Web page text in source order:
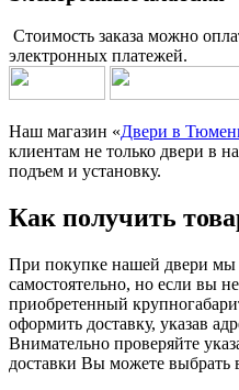
Стоимость заказа можно
электронных платежей.
Наш магазин «Двери в
клиентам не только двери в
подъем и установку.
Как получить
При покупке нашей двери мы
самостоятельно, но если вы
приобретенный
оформить доставку, указав
Внимательно проверяйте
доставки Вы можете